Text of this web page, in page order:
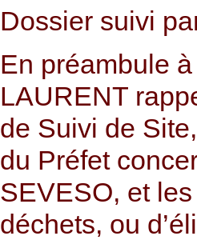
Dossier suivi
En préambule
LAURENT
de Suivi de
du Préfet
SEVESO, et
déchets, ou